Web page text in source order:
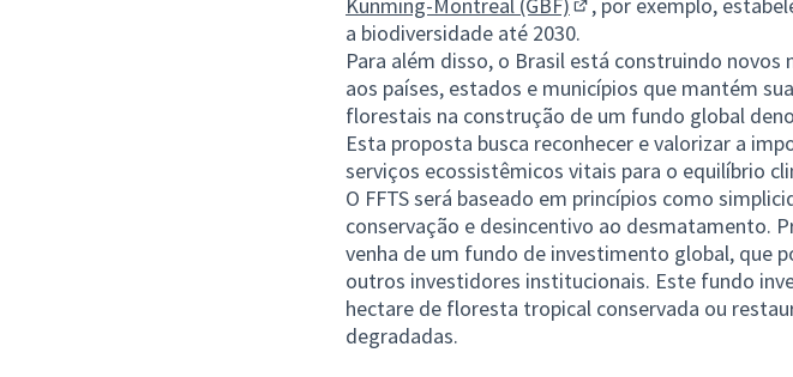
(Link externo)
a biodiversidade até 2030.
Para além disso, o Brasil está construindo
aos países, estados e municípios que mantém
florestais na construção de um fundo global
Esta proposta busca reconhecer e valorizar a
serviços ecossistêmicos vitais para o equilíbrio
O FFTS será baseado em princípios como
conservação e desincentivo ao desmatamento.
venha de um fundo de investimento global, que
outros investidores institucionais. Este fundo
hectare de floresta tropical conservada ou
degradadas.